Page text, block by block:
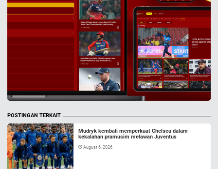
POSTINGAN TERKAIT
Mudryk kembali memperkuat Chelsea dalam
kekalahan pramusim melawan Juventus
August 6, 2026